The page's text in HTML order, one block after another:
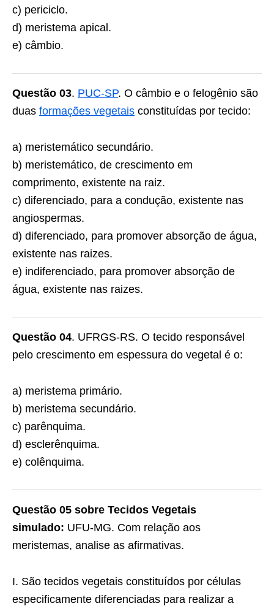
c) periciclo.
d) meristema apical.
e) câmbio.
Questão 03. PUC-SP. O câmbio e o felogênio são
duas formações vegetais constituídas por tecido:
a) meristemático secundário.
b) meristemático, de crescimento em
comprimento, existente na raiz.
c) diferenciado, para a condução, existente nas
angiospermas.
d) diferenciado, para promover absorção de água,
existente nas raizes.
e) indiferenciado, para promover absorção de
água, existente nas raizes.
Questão 04. UFRGS-RS. O tecido responsável
pelo crescimento em espessura do vegetal é o:
a) meristema primário.
b) meristema secundário.
c) parênquima.
d) esclerênquima.
e) colênquima.
Questão 05 sobre Tecidos Vegetais
simulado: UFU-MG. Com relação aos
meristemas, analise as afirmativas.
I. São tecidos vegetais constituídos por células
especificamente diferenciadas para realizar a